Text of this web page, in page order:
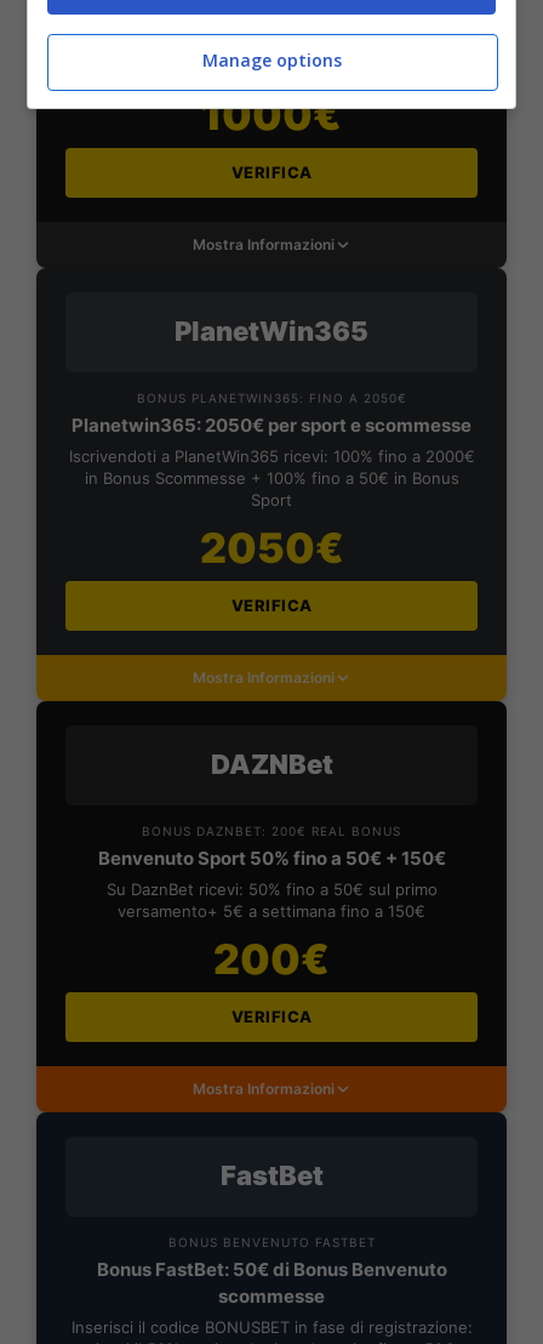
Bonus Benvenuto Sport: fino a 1.000€
50% sul deposito fino a 50€
1000€
VERIFICA
Mostra Informazioni
PlanetWin365
BONUS PLANETWIN365: FINO A 2050€
Planetwin365: 2050€ per sport e scommesse
Iscrivendoti a PlanetWin365 ricevi: 100% fino a 2000€
in Bonus Scommesse + 100% fino a 50€ in Bonus
Sport
2050€
VERIFICA
Mostra Informazioni
DAZNBet
BONUS DAZNBET: 200€ REAL BONUS
Benvenuto Sport 50% fino a 50€ + 150€
Su DaznBet ricevi: 50% fino a 50€ sul primo
versamento+ 5€ a settimana fino a 150€
200€
VERIFICA
Mostra Informazioni
FastBet
BONUS BENVENUTO FASTBET
Bonus FastBet: 50€ di Bonus Benvenuto
scommesse
Inserisci il codice BONUSBET in fase di registrazione:
Manage options